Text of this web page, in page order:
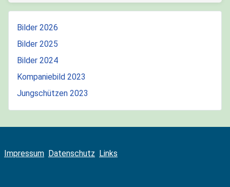
Bilder 2026
Bilder 2025
Bilder 2024
Kompaniebild 2023
Jungschützen 2023
Impressum Datenschutz Links